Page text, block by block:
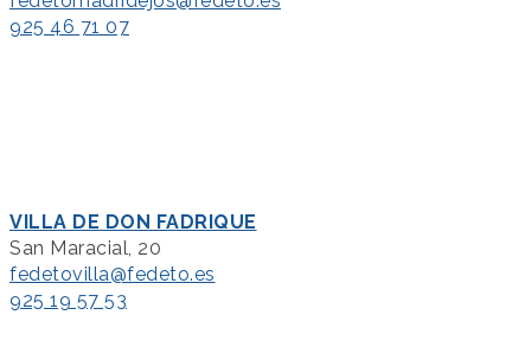
925 46 71 07
VILLA DE DON FADRIQUE
San Maracial, 20
fedetovilla@fedeto.es
925 19 57 53